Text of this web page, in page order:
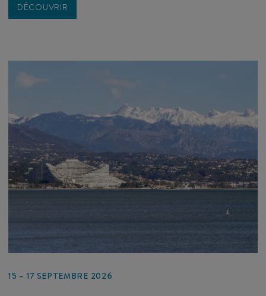
DÉCOUVRIR
15 – 17 SEPTEMBRE 2026